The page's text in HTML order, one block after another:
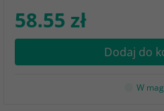
58.55 zł
Dodaj do
W